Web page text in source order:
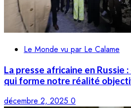
Le Monde vu par Le Calame
La presse africaine en Russie
qui forme notre réalité
décembre 2, 2025 0